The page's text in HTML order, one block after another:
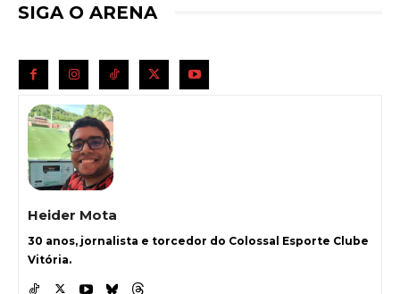
SIGA O ARENA
Heider Mota
30 anos, jornalista e torcedor do Colossal Esporte Clube
Vitória.